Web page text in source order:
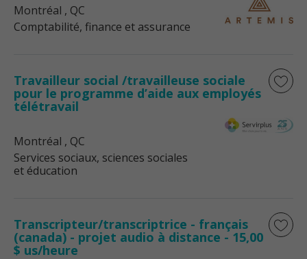
Montréal , QC
Comptabilité, finance et assurance
Travailleur social /travailleuse sociale
pour le programme d’aide aux employés
télétravail
Montréal , QC
Services sociaux, sciences sociales
et éducation
Transcripteur/transcriptrice - français
(canada) - projet audio à distance - 15,00
$ us/heure